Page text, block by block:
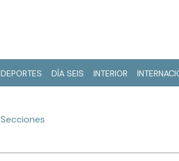
DEPORTES DÍA SEIS INTERIOR
Secciones